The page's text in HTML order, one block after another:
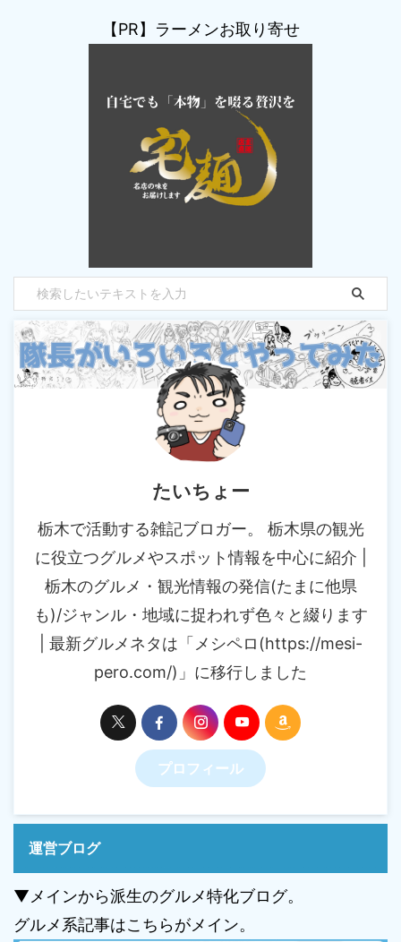
【PR】ラーメンお取り寄せ
たいちょー
栃木で活動する雑記ブロガー。 栃木県の観光
に役立つグルメやスポット情報を中心に紹介 |
栃木のグルメ・観光情報の発信(たまに他県
も)/ジャンル・地域に捉われず色々と綴ります
| 最新グルメネタは「メシペロ(https://mesi-
pero.com/)」に移行しました
プロフィール
運営ブログ
▼メインから派生のグルメ特化ブログ。
グルメ系記事はこちらがメイン。